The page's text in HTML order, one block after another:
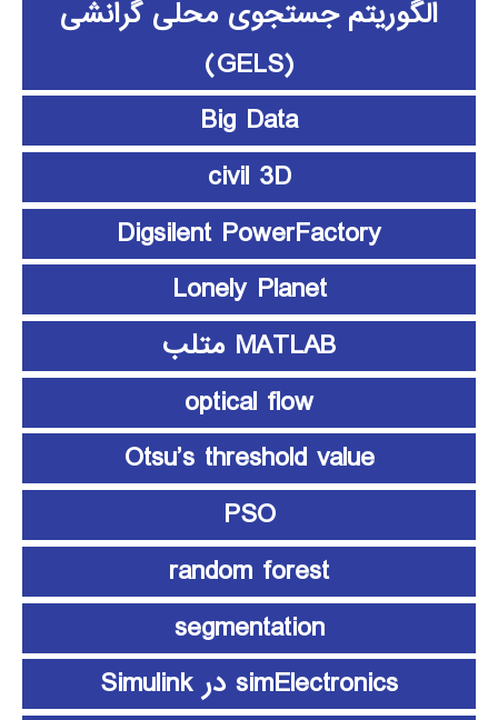
الگوریتم جستجوی محلی گرانشی
(GELS)
Big Data
civil 3D
Digsilent PowerFactory
Lonely Planet
MATLAB متلب
optical flow
Otsu’s threshold value
PSO
random forest
segmentation
simElectronics در Simulink